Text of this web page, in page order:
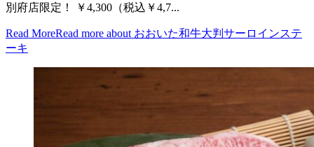
別府店限定！ ￥4,300（税込￥4,7...
Read MoreRead more about おおいた和牛大判サーロインステ
ーキ